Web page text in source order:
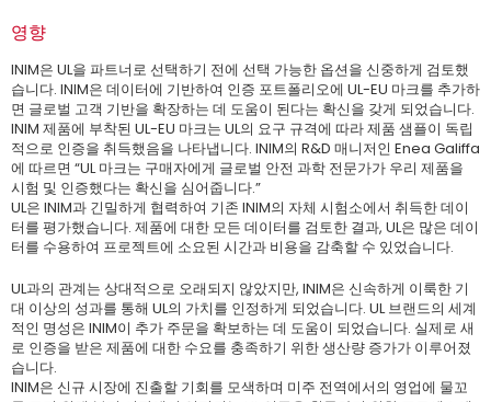
영향
INIM은 UL을 파트너로 선택하기 전에 선택 가능한 옵션을 신중하게 검토했
습니다. INIM은 데이터에 기반하여 인증 포트폴리오에 UL-EU 마크를 추가하
면 글로벌 고객 기반을 확장하는 데 도움이 된다는 확신을 갖게 되었습니다.
INIM 제품에 부착된 UL-EU 마크는 UL의 요구 규격에 따라 제품 샘플이 독립
적으로 인증을 취득했음을 나타냅니다. INIM의 R&D 매니저인 Enea Galiffa
에 따르면 “UL 마크는 구매자에게 글로벌 안전 과학 전문가가 우리 제품을
시험 및 인증했다는 확신을 심어줍니다.”
UL은 INIM과 긴밀하게 협력하여 기존 INIM의 자체 시험소에서 취득한 데이
터를 평가했습니다. 제품에 대한 모든 데이터를 검토한 결과, UL은 많은 데이
터를 수용하여 프로젝트에 소요된 시간과 비용을 감축할 수 있었습니다.
UL과의 관계는 상대적으로 오래되지 않았지만, INIM은 신속하게 이룩한 기
대 이상의 성과를 통해 UL의 가치를 인정하게 되었습니다. UL 브랜드의 세계
적인 명성은 INIM이 추가 주문을 확보하는 데 도움이 되었습니다. 실제로 새
로 인증을 받은 제품에 대한 수요를 충족하기 위한 생산량 증가가 이루어졌
습니다.
INIM은 신규 시장에 진출할 기회를 모색하며 미주 전역에서의 영업에 물꼬